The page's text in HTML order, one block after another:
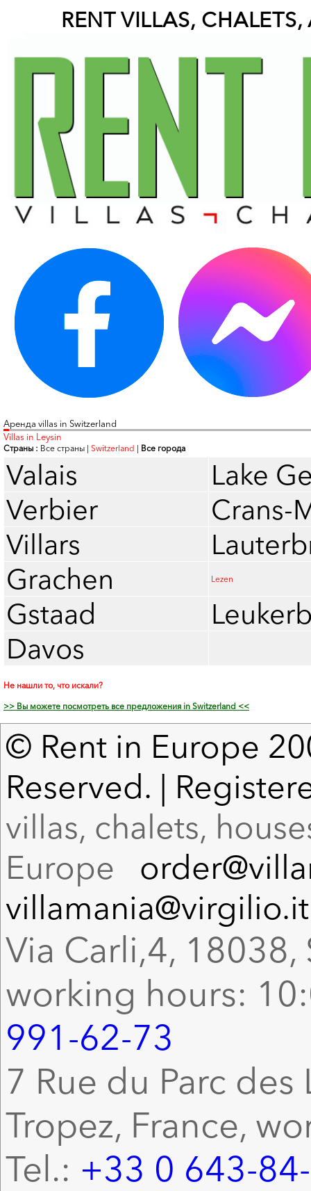
RENT VILLAS,
Аренда villas in Switzerland
Villas in Leysin
Страны : Все страны | Switzerland | Все города
Valais
Lake
Verbier
Crans-
Villars
Grachen
Lezen
Gstaad
Davos
Не нашли то, что искали?
>> Вы можете посмотреть все предложения in Switzerland <<
© Rent in Europe
Reserved. |
villas, chalets,
Europe
villamania@virgilio.it
Via Carli,4, 18038,
working hours:
991-62-73
7 Rue du Parc
Tropez, France,
Tel.: +33 0 643-